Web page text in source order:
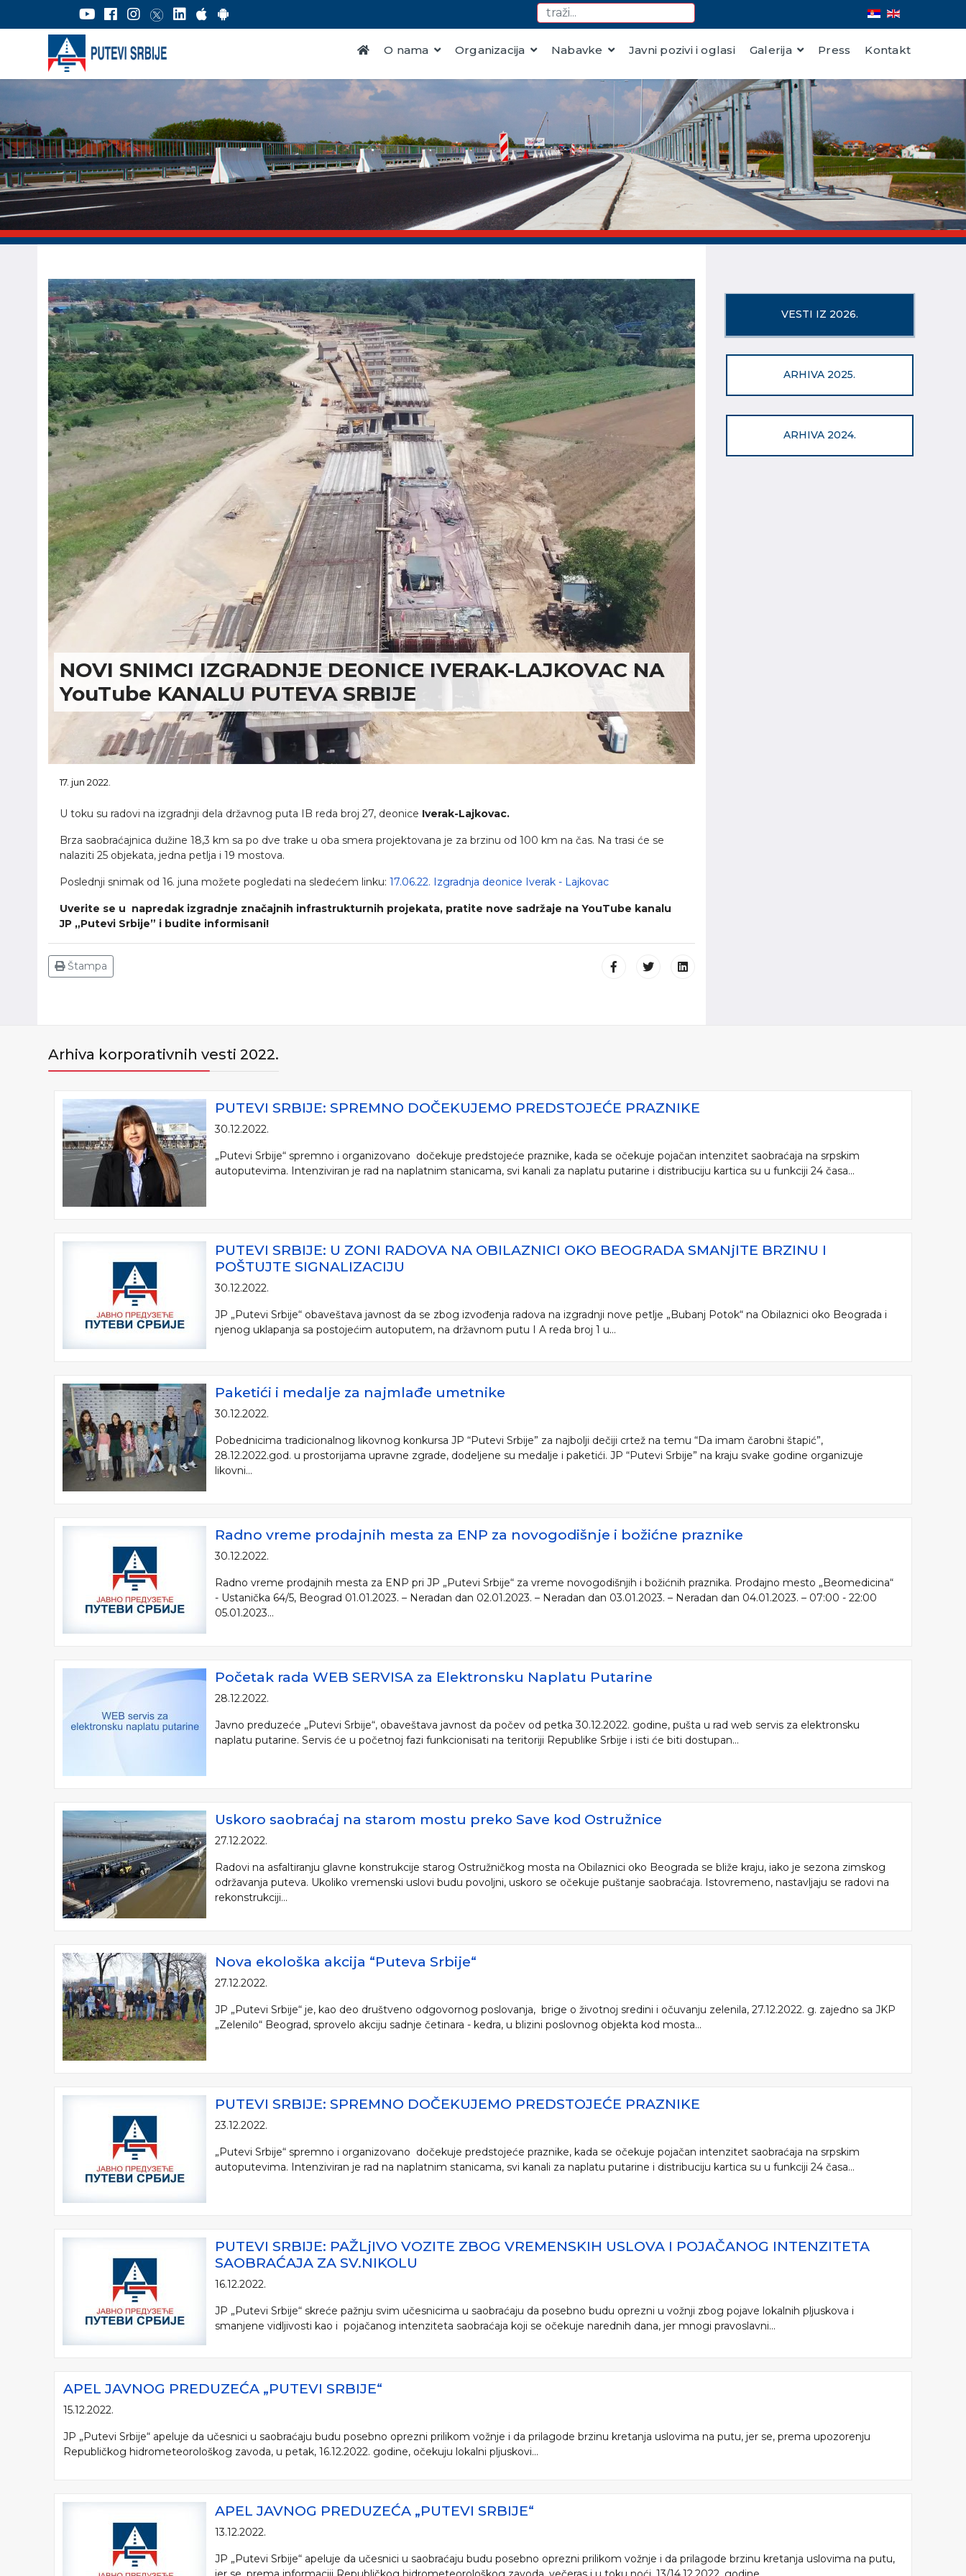
O nama Organizacija Nabavke Javni pozivi i oglasi Galerija Press Kontakt
NOVI SNIMCI IZGRADNJE DEONICE IVERAK-LAJKOVAC NA
YouTube KANALU PUTEVA SRBIJE
17. jun 2022.
U toku su radovi na izgradnji dela državnog puta IB reda broj 27, deonice Iverak-Lajkovac.
Brza saobraćajnica dužine 18,3 km sa po dve trake u oba smera projektovana je za brzinu od 100 km na čas. Na trasi će se
nalaziti 25 objekata, jedna petlja i 19 mostova.
Poslednji snimak od 16. juna možete pogledati na sledećem linku: 17.06.22. Izgradnja deonice Iverak - Lajkovac
Uverite se u napredak izgradnje značajnih infrastrukturnih projekata, pratite nove sadržaje na YouTube kanalu
JP „Putevi Srbije” i budite informisani!
Štampa
VESTI IZ 2026.
ARHIVA 2025.
ARHIVA 2024.
Arhiva korporativnih vesti 2022.
PUTEVI SRBIJE: SPREMNO DOČEKUJEMO PREDSTOJEĆE PRAZNIKE
30.12.2022.
„Putevi Srbije“ spremno i organizovano dočekuje predstojeće praznike, kada se očekuje pojačan intenzitet saobraćaja na srpskim
autoputevima. Intenziviran je rad na naplatnim stanicama, svi kanali za naplatu putarine i distribuciju kartica su u funkciji 24 časa...
PUTEVI SRBIJE: U ZONI RADOVA NA OBILAZNICI OKO BEOGRADA SMANjITE BRZINU I
POŠTUJTE SIGNALIZACIJU
30.12.2022.
JP „Putevi Srbije“ obaveštava javnost da se zbog izvođenja radova na izgradnji nove petlje „Bubanj Potok“ na Obilaznici oko Beograda i
njenog uklapanja sa postojećim autoputem, na državnom putu I A reda broj 1 u...
Paketići i medalje za najmlađe umetnike
30.12.2022.
Pobednicima tradicionalnog likovnog konkursa JP “Putevi Srbije” za najbolji dečiji crtež na temu “Da imam čarobni štapić”,
28.12.2022.god. u prostorijama upravne zgrade, dodeljene su medalje i paketići. JP “Putevi Srbije” na kraju svake godine organizuje
likovni...
Radno vreme prodajnih mesta za ENP za novogodišnje i božićne praznike
30.12.2022.
Radno vreme prodajnih mesta za ENP pri JP „Putevi Srbije“ za vreme novogodišnjih i božićnih praznika. Prodajno mesto „Beomedicina“
- Ustanička 64/5, Beograd 01.01.2023. – Neradan dan 02.01.2023. – Neradan dan 03.01.2023. – Neradan dan 04.01.2023. – 07:00 - 22:00
05.01.2023...
Početak rada WEB SERVISA za Elektronsku Naplatu Putarine
28.12.2022.
Javno preduzeće „Putevi Srbije“, obaveštava javnost da počev od petka 30.12.2022. godine, pušta u rad web servis za elektronsku
naplatu putarine. Servis će u početnoj fazi funkcionisati na teritoriji Republike Srbije i isti će biti dostupan...
Uskoro saobraćaj na starom mostu preko Save kod Ostružnice
27.12.2022.
Radovi na asfaltiranju glavne konstrukcije starog Ostružničkog mosta na Obilaznici oko Beograda se bliže kraju, iako je sezona zimskog
održavanja puteva. Ukoliko vremenski uslovi budu povoljni, uskoro se očekuje puštanje saobraćaja. Istovremeno, nastavljaju se radovi na
rekonstrukciji...
Nova ekološka akcija “Puteva Srbije“
27.12.2022.
JP „Putevi Srbije“ je, kao deo društveno odgovornog poslovanja, brige o životnoj sredini i očuvanju zelenila, 27.12.2022. g. zajedno sa JKP
„Zelenilo“ Beograd, sprovelo akciju sadnje četinara - kedra, u blizini poslovnog objekta kod mosta...
PUTEVI SRBIJE: SPREMNO DOČEKUJEMO PREDSTOJEĆE PRAZNIKE
23.12.2022.
„Putevi Srbije“ spremno i organizovano dočekuje predstojeće praznike, kada se očekuje pojačan intenzitet saobraćaja na srpskim
autoputevima. Intenziviran je rad na naplatnim stanicama, svi kanali za naplatu putarine i distribuciju kartica su u funkciji 24 časa...
PUTEVI SRBIJE: PAŽLjIVO VOZITE ZBOG VREMENSKIH USLOVA I POJAČANOG INTENZITETA
SAOBRAĆAJA ZA SV.NIKOLU
16.12.2022.
JP „Putevi Srbije“ skreće pažnju svim učesnicima u saobraćaju da posebno budu oprezni u vožnji zbog pojave lokalnih pljuskova i
smanjene vidljivosti kao i pojačanog intenziteta saobraćaja koji se očekuje narednih dana, jer mnogi pravoslavni...
APEL JAVNOG PREDUZEĆA „PUTEVI SRBIJE“
15.12.2022.
JP „Putevi Srbije“ apeluje da učesnici u saobraćaju budu posebno oprezni prilikom vožnje i da prilagode brzinu kretanja uslovima na putu, jer se, prema upozorenju
Republičkog hidrometeorološkog zavoda, u petak, 16.12.2022. godine, očekuju lokalni pljuskovi...
APEL JAVNOG PREDUZEĆA „PUTEVI SRBIJE“
13.12.2022.
JP „Putevi Srbije“ apeluje da učesnici u saobraćaju budu posebno oprezni prilikom vožnje i da prilagode brzinu kretanja uslovima na putu,